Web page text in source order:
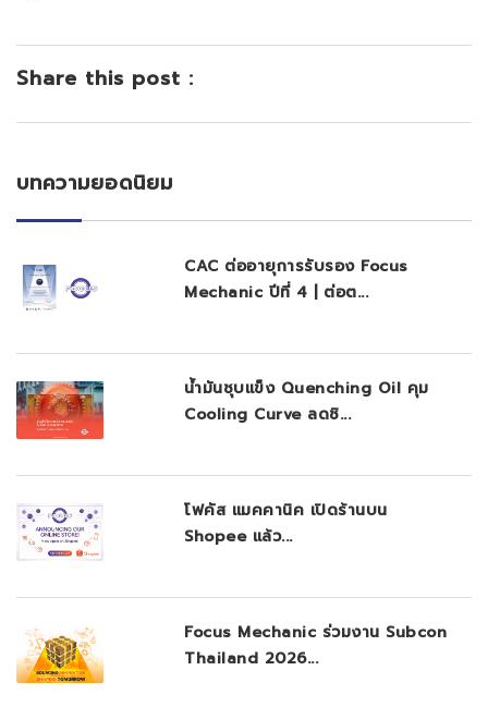
Share this post :
บทความยอดนิยม
CAC ต่ออายุการรับรอง Focus
Mechanic ปีที่ 4 | ต่อต...
น้ำมันชุบแข็ง Quenching Oil คุม
Cooling Curve ลดชิ...
โฟคัส แมคคานิค เปิดร้านบน
Shopee แล้ว...
Focus Mechanic ร่วมงาน Subcon
Thailand 2026...